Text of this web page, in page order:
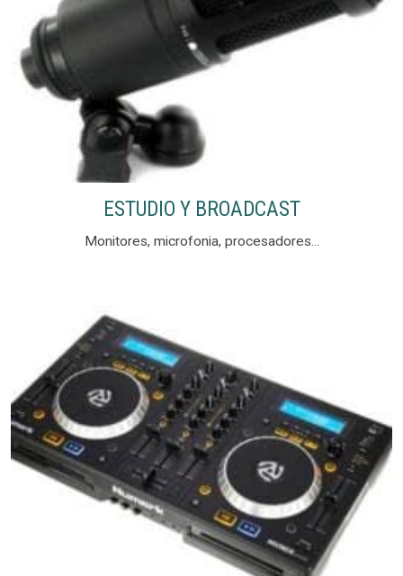
ESTUDIO Y BROADCAST
Monitores, microfonia, procesadores...